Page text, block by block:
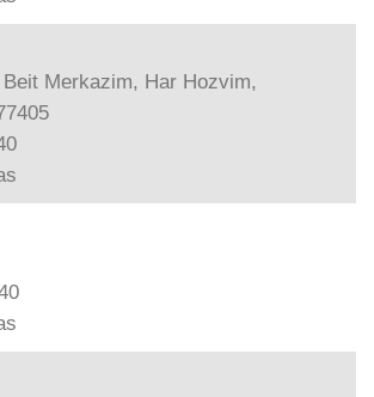
Merkazim, Har Hozvim,